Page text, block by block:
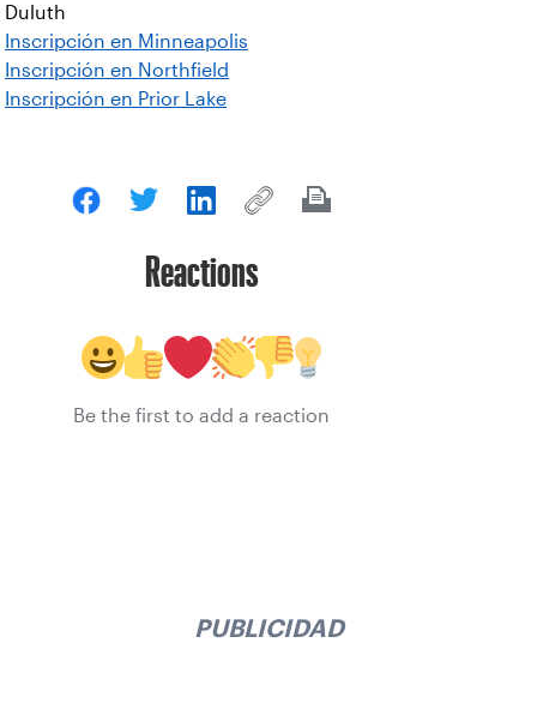
Duluth
Inscripción en Minneapolis
Inscripción en Northfield
Inscripción en Prior Lake
Reactions
Be the first to add a reaction
PUBLICIDAD